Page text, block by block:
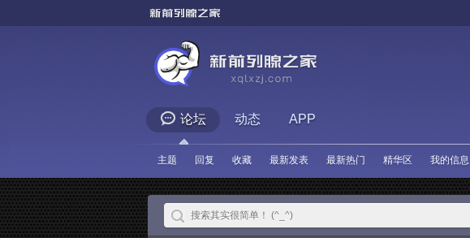
论坛 动态 APP
主题 回复 收藏 最新发表 最新热门 精华区 我的信息